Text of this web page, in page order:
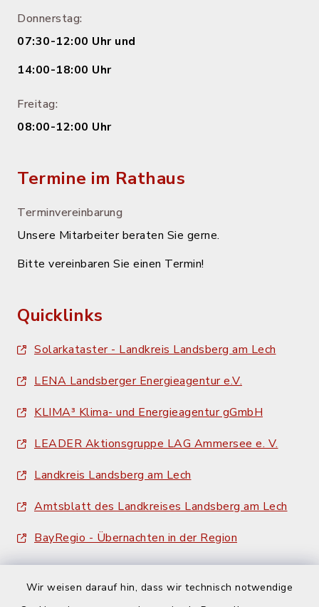
Wir weisen darauf hin, dass wir technisch notwendige
Donnerstag:
07:30-12:00 Uhr und
14:00-18:00 Uhr
Freitag:
08:00-12:00 Uhr
Termine im Rathaus
Terminvereinbarung
Unsere Mitarbeiter beraten Sie gerne.
Bitte vereinbaren Sie einen Termin!
Quicklinks
Solarkataster - Landkreis Landsberg am Lech
LENA Landsberger Energieagentur e.V.
KLIMA³ Klima- und Energieagentur gGmbH
LEADER Aktionsgruppe LAG Ammersee e. V.
Landkreis Landsberg am Lech
Amtsblatt des Landkreises Landsberg am Lech
BayRegio - Übernachten in der Region